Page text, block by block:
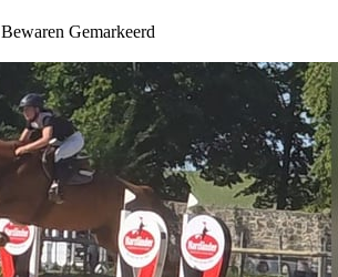
Bewaren Gemarkeerd